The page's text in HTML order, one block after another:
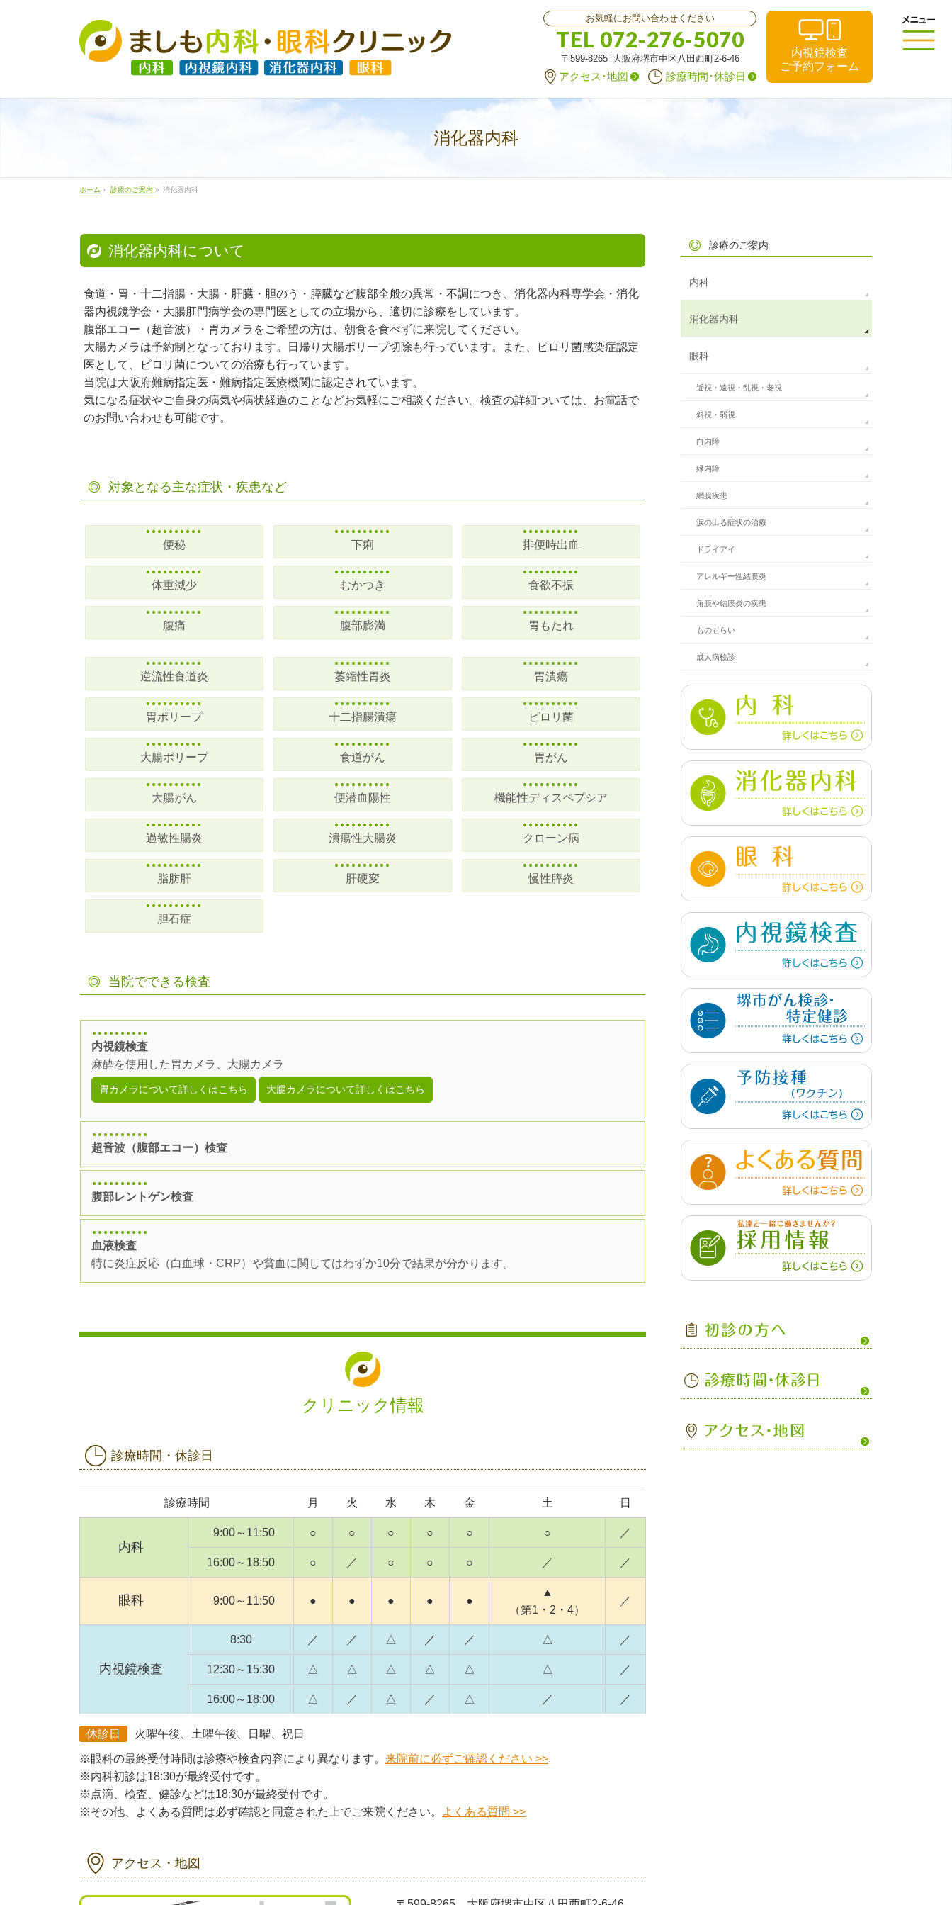
お気軽にお問い合わせください
TEL 072-276-5070
〒599-8265 大阪府堺市中区八田西町2-6-46
アクセス･地図 診療時間･休診日
内視鏡検査
ご予約フォーム
消化器内科
ホーム » 診療のご案内 » 消化器内科
消化器内科について
食道・胃・十二指腸・大腸・肝臓・胆のう・膵臓など腹部全般の異常・不調につき、消化器内科専学会・消化
器内視鏡学会・大腸肛門病学会の専門医としての立場から、適切に診療をしています。
腹部エコー（超音波）・胃カメラをご希望の方は、朝食を食べずに来院してください。
大腸カメラは予約制となっております。日帰り大腸ポリープ切除も行っています。また、ピロリ菌感染症認定
医として、ピロリ菌についての治療も行っています。
当院は大阪府難病指定医・難病指定医療機関に認定されています。
気になる症状やご自身の病気や病状経過のことなどお気軽にご相談ください。検査の詳細ついては、お電話で
のお問い合わせも可能です。
対象となる主な症状・疾患など
便秘 下痢 排便時出血
体重減少 むかつき 食欲不振
腹痛 腹部膨満 胃もたれ
逆流性食道炎 萎縮性胃炎 胃潰瘍
胃ポリープ 十二指腸潰瘍 ピロリ菌
大腸ポリープ 食道がん 胃がん
大腸がん 便潜血陽性 機能性ディスペプシア
過敏性腸炎 潰瘍性大腸炎 クローン病
脂肪肝 肝硬変 慢性膵炎
胆石症
当院でできる検査
内視鏡検査
麻酔を使用した胃カメラ、大腸カメラ
胃カメラについて詳しくはこちら 大腸カメラについて詳しくはこちら
超音波（腹部エコー）検査
腹部レントゲン検査
血液検査
特に炎症反応（白血球・CRP）や貧血に関してはわずか10分で結果が分かります。
クリニック情報
診療時間・休診日
診療時間 月 火 水 木 金 土 日
内科
9:00～11:50 ○ ○ ○ ○ ○ ○ ／
16:00～18:50 ○ ／ ○ ○ ○ ／ ／
眼科 9:00～11:50 ● ● ● ● ●
▲
（第1・2・4）
／
内視鏡検査
8:30 ／ ／ △ ／ ／ △ ／
12:30～15:30 △ △ △ △ △ △ ／
16:00～18:00 △ ／ △ ／ △ ／ ／
休診日 火曜午後、土曜午後、日曜、祝日
※眼科の最終受付時間は診療や検査内容により異なります。 来院前に必ずご確認ください >>
※内科初診は18:30が最終受付です。
※点滴、検査、健診などは18:30が最終受付です。
※その他、よくある質問は必ず確認と同意された上でご来院ください。
よくある質問 >>
アクセス・地図
診療のご案内
内科
消化器内科
眼科
近視・遠視・乱視・老視
斜視・弱視
白内障
緑内障
網膜疾患
涙の出る症状の治療
ドライアイ
アレルギー性結膜炎
角膜や結膜炎の疾患
ものもらい
成人病検診